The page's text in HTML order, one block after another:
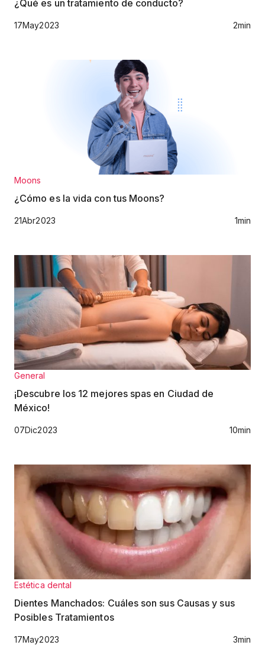
¿Qué es un tratamiento de conducto?
17May2023 2min
Moons
¿Cómo es la vida con tus Moons?
21Abr2023 1min
General
¡Descubre los 12 mejores spas en Ciudad de
México!
07Dic2023 10min
Estética dental
Dientes Manchados: Cuáles son sus Causas y sus
Posibles Tratamientos
17May2023 3min